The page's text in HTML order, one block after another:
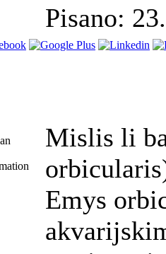
Pisano:
Mislis li
Emys